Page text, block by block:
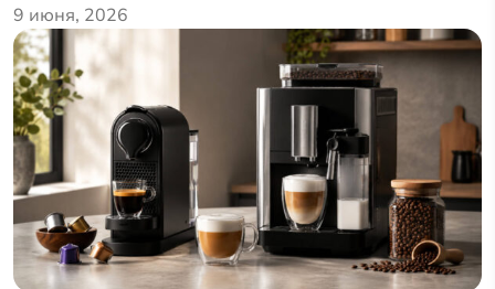
9 июня, 2026